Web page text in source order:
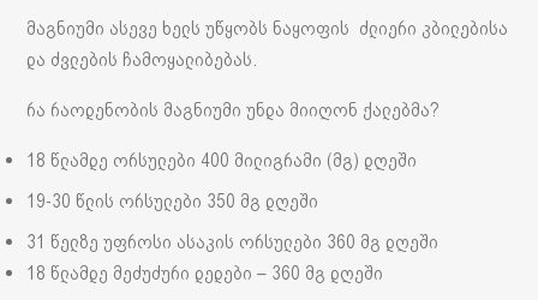
მაგნიუმი ასევე ხელს უწყობს ნაყოფის ძლიერი კბილებისა
და ძვლების ჩამოყალიბებას.
რა რაოდენობის მაგნიუმი უნდა მიიღონ ქალებმა?
18 წლამდე ორსულები 400 მილიგრამი (მგ) დღეში
19-30 წლის ორსულები 350 მგ დღეში
31 წელზე უფროსი ასაკის ორსულები 360 მგ დღეში
18 წლამდე მეძუძური დედები – 360 მგ დღეში